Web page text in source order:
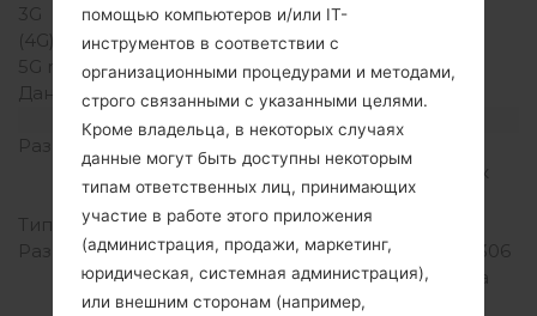
3G
UMTS 900/2100 MHz
(4G) LTE
-
5G network
-
Данные
GSM,HSPA,EDGE
Размер экрана
3.2 in (~58.1%
соотношение экрана к
телу)
Тип экрана
TFT
Разрешение экрана
480 x 854 пикселей (~306
плотность пикселей на
дюйм)
помощью компьютеров и/или IT-
инструментов в соответствии с
организационными процедурами и методами,
строго связанными с указанными целями.
Кроме владельца, в некоторых случаях
данные могут быть доступны некоторым
типам ответственных лиц, принимающих
участие в работе этого приложения
(администрация, продажи, маркетинг,
юридическая, системная администрация),
или внешним сторонам (например,